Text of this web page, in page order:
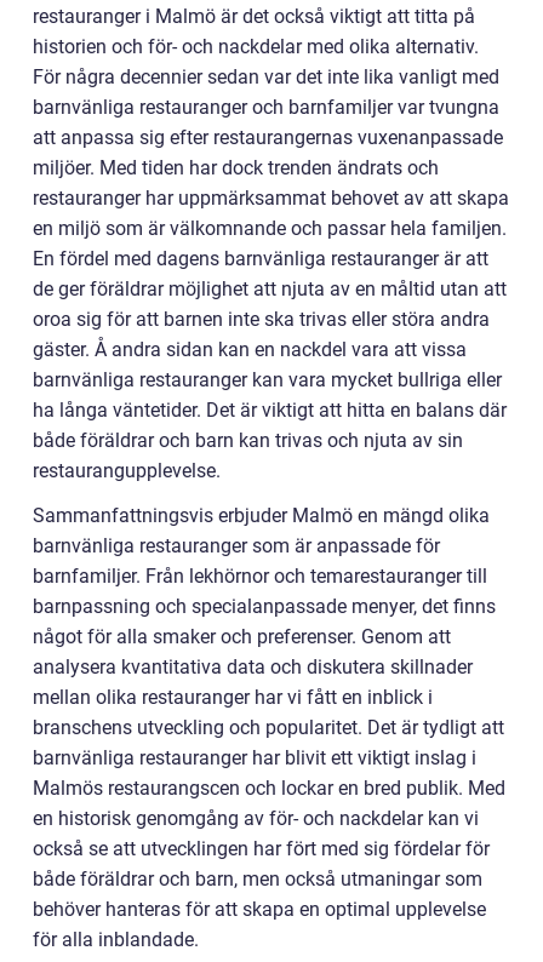
restauranger i Malmö är det också viktigt att titta på
historien och för- och nackdelar med olika alternativ.
För några decennier sedan var det inte lika vanligt med
barnvänliga restauranger och barnfamiljer var tvungna
att anpassa sig efter restaurangernas vuxenanpassade
miljöer. Med tiden har dock trenden ändrats och
restauranger har uppmärksammat behovet av att skapa
en miljö som är välkomnande och passar hela familjen.
En fördel med dagens barnvänliga restauranger är att
de ger föräldrar möjlighet att njuta av en måltid utan att
oroa sig för att barnen inte ska trivas eller störa andra
gäster. Å andra sidan kan en nackdel vara att vissa
barnvänliga restauranger kan vara mycket bullriga eller
ha långa väntetider. Det är viktigt att hitta en balans där
både föräldrar och barn kan trivas och njuta av sin
restaurangupplevelse.
Sammanfattningsvis erbjuder Malmö en mängd olika
barnvänliga restauranger som är anpassade för
barnfamiljer. Från lekhörnor och temarestauranger till
barnpassning och specialanpassade menyer, det finns
något för alla smaker och preferenser. Genom att
analysera kvantitativa data och diskutera skillnader
mellan olika restauranger har vi fått en inblick i
branschens utveckling och popularitet. Det är tydligt att
barnvänliga restauranger har blivit ett viktigt inslag i
Malmös restaurangscen och lockar en bred publik. Med
en historisk genomgång av för- och nackdelar kan vi
också se att utvecklingen har fört med sig fördelar för
både föräldrar och barn, men också utmaningar som
behöver hanteras för att skapa en optimal upplevelse
för alla inblandade.